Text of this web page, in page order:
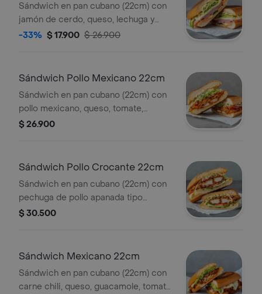
Sándwich en pan cubano (22cm) con
jamón de cerdo, queso, lechuga y
salsa de ajo.
-33% $ 17.900 $ 26.900
Sándwich Pollo Mexicano 22cm
Sándwich en pan cubano (22cm) con
pollo mexicano, queso, tomate,
lechuga y salsa de ajo.
$ 26.900
Sándwich Pollo Crocante 22cm
Sándwich en pan cubano (22cm) con
pechuga de pollo apanada tipo
nashville, queso, tomate, lechuga y
$ 30.500
Sándwich Mexicano 22cm
Sándwich en pan cubano (22cm) con
carne chili, queso, guacamole, tomate,